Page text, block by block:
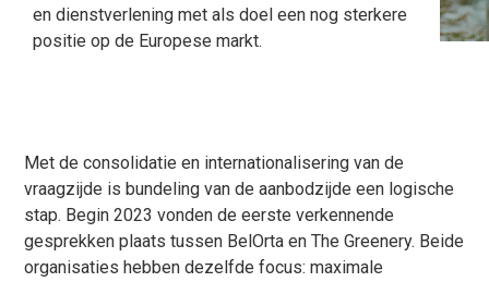
en dienstverlening met als doel een nog sterkere
positie op de Europese markt.
Met de consolidatie en internationalisering van de
vraagzijde is bundeling van de aanbodzijde een logische
stap. Begin 2023 vonden de eerste verkennende
gesprekken plaats tussen BelOrta en The Greenery. Beide
organisaties hebben dezelfde focus: maximale